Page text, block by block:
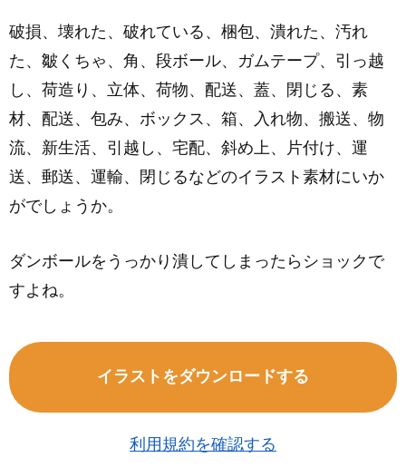
破損、壊れた、破れている、梱包、潰れた、汚れ
た、皺くちゃ、角、段ボール、ガムテープ、引っ越
し、荷造り、立体、荷物、配送、蓋、閉じる、素
材、配送、包み、ボックス、箱、入れ物、搬送、物
流、新生活、引越し、宅配、斜め上、片付け、運
送、郵送、運輸、閉じるなどのイラスト素材にいか
がでしょうか。
ダンボールをうっかり潰してしまったらショックで
すよね。
イラストをダウンロードする
利用規約を確認する